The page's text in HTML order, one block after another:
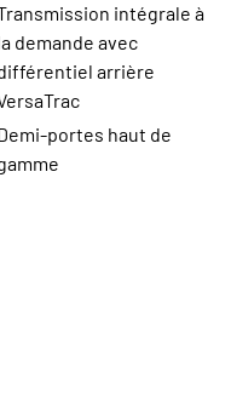
intégrale à
demande avec
arrière
portes haut de